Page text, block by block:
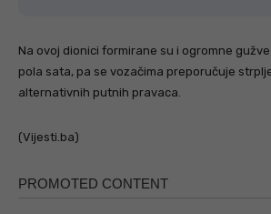
Na ovoj dionici formirane su i ogromne
pola sata, pa se vozačima preporučuje
alternativnih putnih pravaca.
(Vijesti.ba)